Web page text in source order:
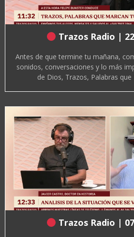
Trazos Radio |
Antes de que termine tu mañana,
sonidos, conversaciones y lo más
de Dios, Trazos, Palabras
Trazos Radio |